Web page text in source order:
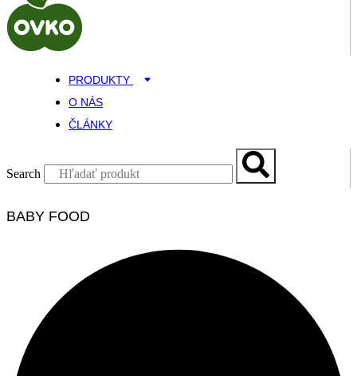
PRODUKTY
O NÁS
ČLÁNKY
Search
BABY FOOD